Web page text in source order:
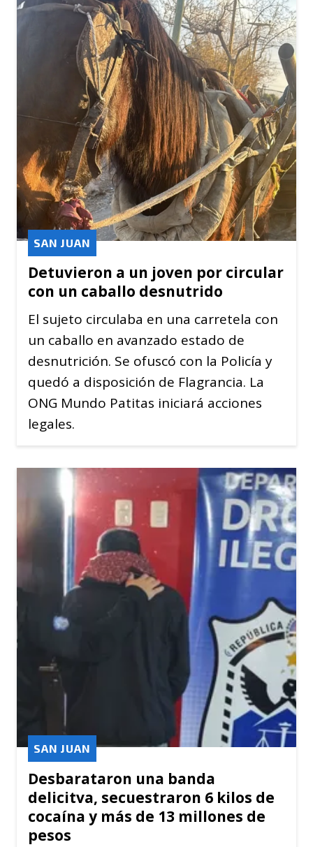
Detuvieron a un joven por circular
con un caballo desnutrido
SAN JUAN
El sujeto circulaba en una carretela con
un caballo en avanzado estado de
desnutrición. Se ofuscó con la Policía y
quedó a disposición de Flagrancia. La
ONG Mundo Patitas iniciará acciones
legales.
Desbarataron una banda
delicitva, secuestraron 6 kilos de
cocaína y más de 13 millones de
pesos
SAN JUAN